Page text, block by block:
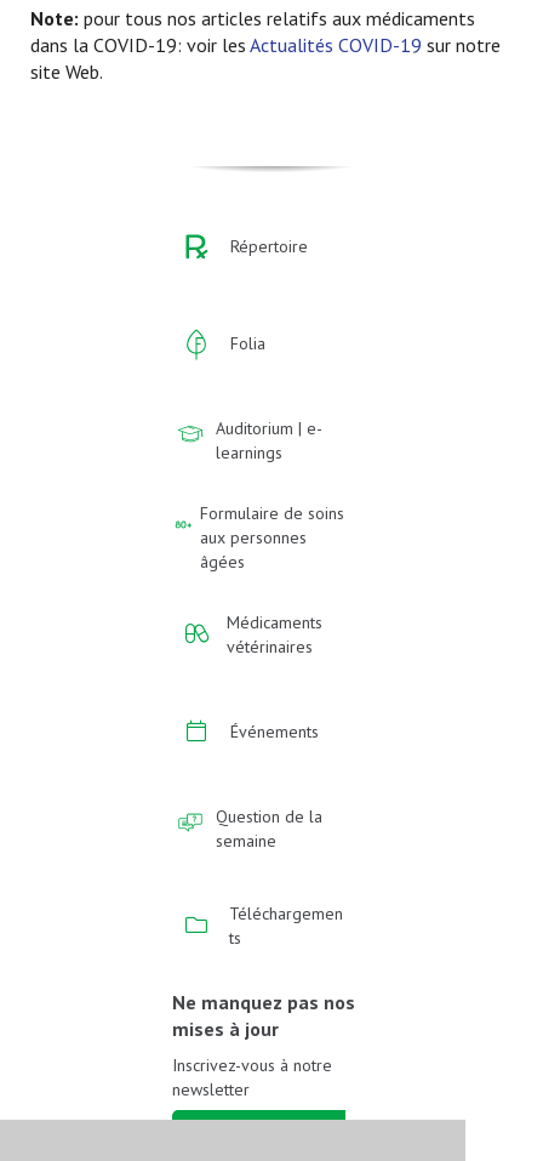
Note: pour tous nos articles relatifs aux médicaments
dans la COVID-19: voir les Actualités COVID-19 sur notre
site Web.
Répertoire
Folia
Auditorium | e-
learnings
Formulaire de soins
aux personnes
âgées
Médicaments
vétérinaires
Événements
Question de la
semaine
Téléchargemen
ts
Ne manquez pas nos
mises à jour
Inscrivez-vous à notre
newsletter